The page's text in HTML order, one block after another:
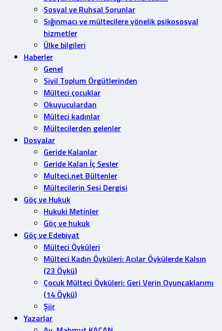
Sosyal ve Ruhsal Sorunlar
Sığınmacı ve mültecilere yönelik psikososyal
hizmetler
Ülke bilgileri
Haberler
Genel
Sivil Toplum Örgütlerinden
Mülteci çocuklar
Okuyuculardan
Mülteci kadınlar
Mültecilerden gelenler
Dosyalar
Geride Kalanlar
Geride Kalan İç Sesler
Multeci.net Bültenler
Mültecilerin Sesi Dergisi
Göç ve Hukuk
Hukuki Metinler
Göç ve hukuk
Göç ve Edebiyat
Mülteci Öyküleri
Mülteci Kadın Öyküleri: Acılar Öykülerde Kalsın
(23 Öykü)
Çocuk Mülteci Öyküleri: Geri Verin Oyuncaklarımı
(14 Öykü)
Şiir
Yazarlar